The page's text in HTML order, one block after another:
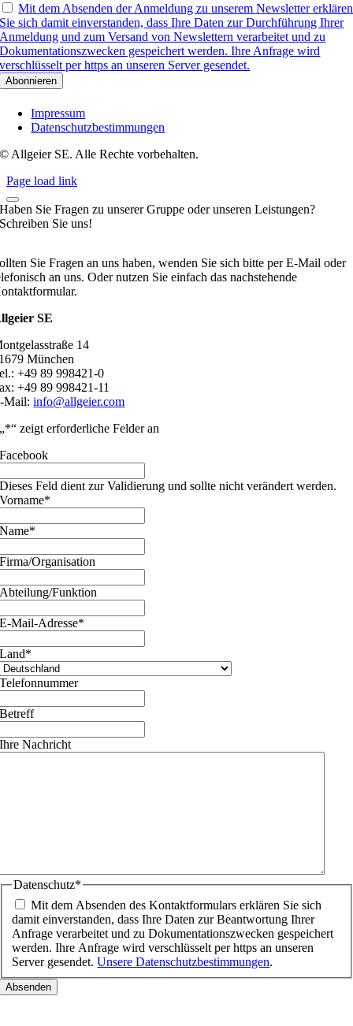
Mit dem Absenden der Anmeldung zu unserem Newsletter erklären
Sie sich damit einverstanden, dass Ihre Daten zur Durchführung Ihrer
Anmeldung und zum Versand von Newslettern verarbeitet und zu
Dokumentationszwecken gespeichert werden. Ihre Anfrage wird
verschlüsselt per https an unseren Server gesendet.
Impressum
Datenschutzbestimmungen
© Allgeier SE. Alle Rechte vorbehalten.
Page load link
Haben Sie Fragen zu unserer Gruppe oder unseren Leistungen?
Schreiben Sie uns!
Sie Fragen an uns haben, wenden Sie sich bitte per E-Mail oder
an uns. Oder nutzen Sie einfach das nachstehende
SE
14
München
+49 89 998421-0
+49 89 998421-11
Mail:info@allgeier.com
„*“ zeigt erforderliche Felder an
Facebook
Dieses Feld dient zur Validierung und sollte nicht verändert werden.
Vorname*
Name*
Firma/Organisation
Abteilung/Funktion
E-Mail-Adresse*
Land*
Telefonnummer
Betreff
Ihre Nachricht
Datenschutz*
Mit dem Absenden des Kontaktformulars erklären Sie sich
damit einverstanden, dass Ihre Daten zur Beantwortung Ihrer
Anfrage verarbeitet und zu Dokumentationszwecken gespeichert
werden. Ihre Anfrage wird verschlüsselt per https an unseren
Server gesendet.Unsere Datenschutzbestimmungen.